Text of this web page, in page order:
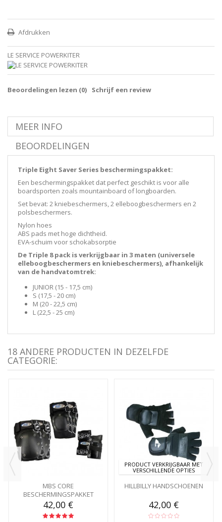
Afdrukken
LE SERVICE POWERKITER
Beoordelingen lezen (0) Schrijf een review
MEER INFO
BEOORDELINGEN
Triple Eight Saver Series beschermingspakket:
Een beschermingspakket dat perfect geschikt is voor alle
boardsporten zoals mountainboard of longboarden.
Set bevat: 2 kniebeschermers, 2 elleboogbeschermers en 2
polsbeschermers.
Nylon hoes
ABS pads met hoge dichtheid.
EVA-schuim voor schokabsorptie
De Triple 8 pack is verkrijgbaar in 3 maten (universele
elleboogbeschermers en kniebeschermers), afhankelijk
van de handvatomtrek:
JUNIOR (15 - 17,5 cm)
S (17,5 - 20 cm)
M (20 - 22,5 cm)
L (22,5 - 25 cm)
18 ANDERE PRODUCTEN IN DEZELFDE
CATEGORIE:
MBS CORE
BESCHERMINGSPAKKET
42,00 €
PRODUCT VERKRIJGBAAR MET
VERSCHILLENDE OPTIES
HILLBILLY HANDSCHOENEN
42,00 €